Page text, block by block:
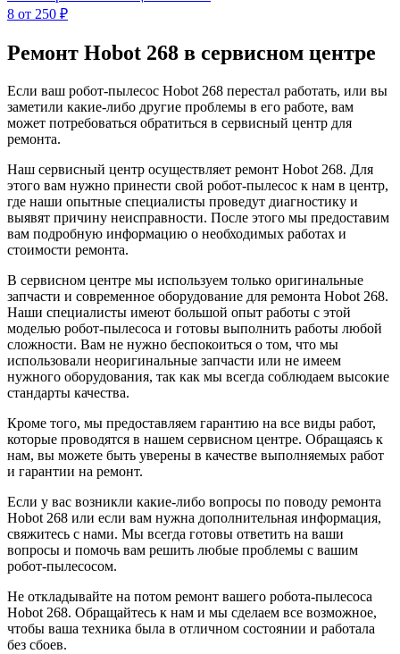
8 от 250 ₽
Ремонт Hobot 268 в сервисном центре
Если ваш робот-пылесос Hobot 268 перестал работать, или вы
заметили какие-либо другие проблемы в его работе, вам
может потребоваться обратиться в сервисный центр для
ремонта.
Наш сервисный центр осуществляет ремонт Hobot 268. Для
этого вам нужно принести свой робот-пылесос к нам в центр,
где наши опытные специалисты проведут диагностику и
выявят причину неисправности. После этого мы предоставим
вам подробную информацию о необходимых работах и
стоимости ремонта.
В сервисном центре мы используем только оригинальные
запчасти и современное оборудование для ремонта Hobot 268.
Наши специалисты имеют большой опыт работы с этой
моделью робот-пылесоса и готовы выполнить работы любой
сложности. Вам не нужно беспокоиться о том, что мы
использовали неоригинальные запчасти или не имеем
нужного оборудования, так как мы всегда соблюдаем высокие
стандарты качества.
Кроме того, мы предоставляем гарантию на все виды работ,
которые проводятся в нашем сервисном центре. Обращаясь к
нам, вы можете быть уверены в качестве выполняемых работ
и гарантии на ремонт.
Если у вас возникли какие-либо вопросы по поводу ремонта
Hobot 268 или если вам нужна дополнительная информация,
свяжитесь с нами. Мы всегда готовы ответить на ваши
вопросы и помочь вам решить любые проблемы с вашим
робот-пылесосом.
Не откладывайте на потом ремонт вашего робота-пылесоса
Hobot 268. Обращайтесь к нам и мы сделаем все возможное,
чтобы ваша техника была в отличном состоянии и работала
без сбоев.